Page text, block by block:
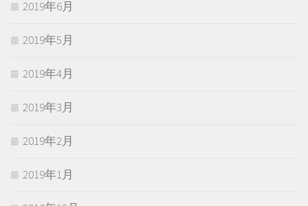
2019年6月
2019年5月
2019年4月
2019年3月
2019年2月
2019年1月